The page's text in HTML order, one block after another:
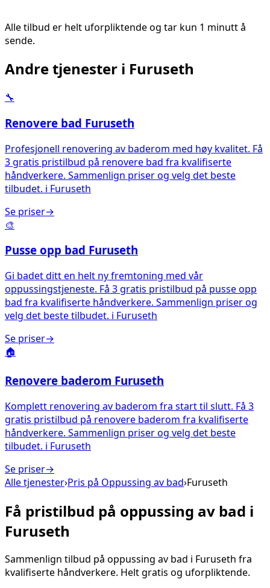
Alle tilbud er helt uforpliktende og tar kun 1 minutt å
sende.
Andre tjenester i Furuseth
🔧
Renovere bad Furuseth
Profesjonell renovering av baderom med høy kvalitet. Få
3 gratis pristilbud på renovere bad fra kvalifiserte
håndverkere. Sammenlign priser og velg det beste
tilbudet. i Furuseth
Se priser→
🎨
Pusse opp bad Furuseth
Gi badet ditt en helt ny fremtoning med vår
oppussingstjeneste. Få 3 gratis pristilbud på pusse opp
bad fra kvalifiserte håndverkere. Sammenlign priser og
velg det beste tilbudet. i Furuseth
Se priser→
🏠
Renovere baderom Furuseth
Komplett renovering av baderom fra start til slutt. Få 3
gratis pristilbud på renovere baderom fra kvalifiserte
håndverkere. Sammenlign priser og velg det beste
tilbudet. i Furuseth
Se priser→
Alle tjenester›Pris på Oppussing av bad›Furuseth
Få pristilbud på oppussing av bad i
Furuseth
Sammenlign tilbud på oppussing av bad i Furuseth fra
kvalifiserte håndverkere. Helt gratis og uforpliktende.